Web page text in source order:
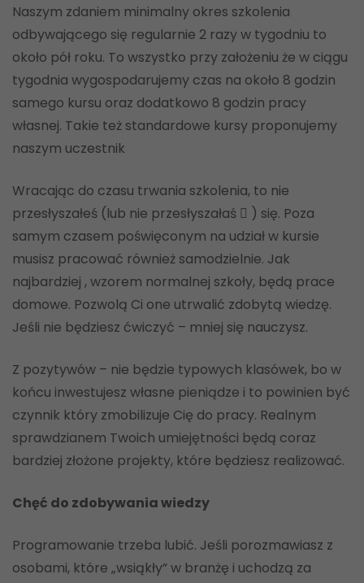
Naszym zdaniem minimalny okres szkolenia
odbywającego się regularnie 2 razy w tygodniu to
około pół roku. To wszystko przy założeniu że w ciągu
tygodnia wygospodarujemy czas na około 8 godzin
samego kursu oraz dodatkowo 8 godzin pracy
własnej. Takie też standardowe kursy proponujemy
naszym uczestnik
Wracając do czasu trwania szkolenia, to nie
przesłyszałeś (lub nie przesłyszałaś  ) się. Poza
samym czasem poświęconym na udział w kursie
musisz pracować również samodzielnie. Jak
najbardziej , wzorem normalnej szkoły, będą prace
domowe. Pozwolą Ci one utrwalić zdobytą wiedzę.
Jeśli nie będziesz ćwiczyć – mniej się nauczysz.
Z pozytywów – nie będzie typowych klasówek, bo w
końcu inwestujesz własne pieniądze i to powinien być
czynnik który zmobilizuje Cię do pracy. Realnym
sprawdzianem Twoich umiejętności będą coraz
bardziej złożone projekty, które będziesz realizować.
Chęć do zdobywania wiedzy
Programowanie trzeba lubić. Jeśli porozmawiasz z
osobami, które „wsiąkły” w branżę i uchodzą za